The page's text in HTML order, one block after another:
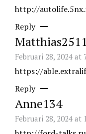
http://
Reply
Matthias2511
Februari 28, 2024 at
https://
Reply
Anne134
Februari 28, 2024 at